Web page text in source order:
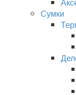
Сумки